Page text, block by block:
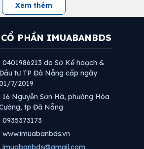
Xem thêm
PHẦN IMUABANBDS
0401986213 do Sở Kế hoạch &
tư TP Đà Nẵng cấp ngày
7/2019
16 Nguyễn Sơn Hà, phường Hòa
tp Đà Nẵng
0935373173
www.imuabanbds.vn
imuabanbds@gmail.com